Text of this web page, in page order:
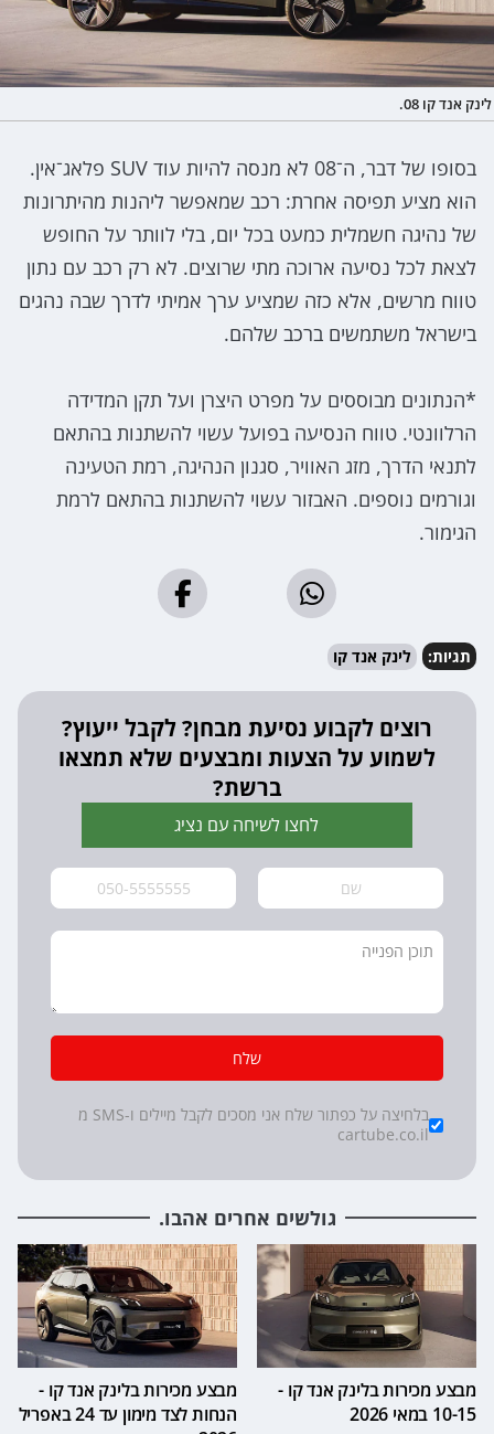
לינק אנד קו 08.
בסופו של דבר, ה־08 לא מנסה להיות עוד SUV פלאג־אין.
הוא מציע תפיסה אחרת: רכב שמאפשר ליהנות מהיתרונות
של נהיגה חשמלית כמעט בכל יום, בלי לוותר על החופש
לצאת לכל נסיעה ארוכה מתי שרוצים. לא רק רכב עם נתון
טווח מרשים, אלא כזה שמציע ערך אמיתי לדרך שבה נהגים
בישראל משתמשים ברכב שלהם.
*הנתונים מבוססים על מפרט היצרן ועל תקן המדידה
הרלוונטי. טווח הנסיעה בפועל עשוי להשתנות בהתאם
לתנאי הדרך, מזג האוויר, סגנון הנהיגה, רמת הטעינה
וגורמים נוספים. האבזור עשוי להשתנות בהתאם לרמת
הגימור.
תגיות: לינק אנד קו
רוצים לקבוע נסיעת מבחן? לקבל ייעוץ?
לשמוע על הצעות ומבצעים שלא תמצאו
ברשת?
לחצו לשיחה עם נציג
שלח
Checkboxes
*
בלחיצה על כפתור שלח אני מסכים לקבל מיילים ו-SMS מ
cartube.co.il
גולשים אחרים אהבו.
מבצע מכירות בלינק אנד קו -
10-15 במאי 2026
מבצע מכירות בלינק אנד קו -
הנחות לצד מימון עד 24 באפריל